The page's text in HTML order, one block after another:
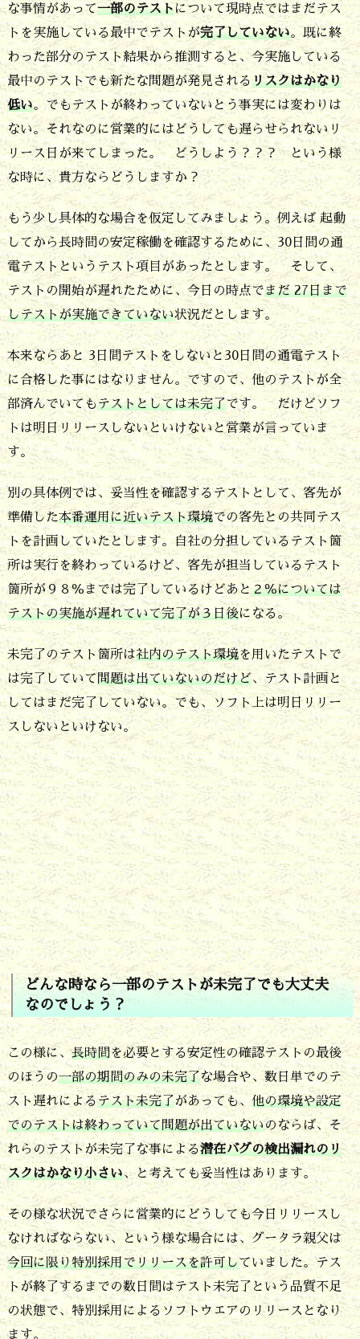
ク
か、
残
存
バ
グ
の
状
況
ど
れ
が
理
由
2.
計
画
し
て
い
た
ス
ト
が
部
未
了
に
よ
る
特
別
採
用
3.
ど
ん
な
時
な
ら
一
部
の
な事情があって一部のテストについて現時点ではまだテス
トを実施している最中でテストが完了していない。既に終
わった部分のテスト結果から推測すると、今実施している
最中のテストでも新たな問題が発見されるリスクはかなり
低い。でもテストが終わっていないとう事実には変わりは
ない。それなのに営業的にはどうしても遅らせられないリ
リース日が来てしまった。 どうしよう？？？ という様
な時に、貴方ならどうしますか？
もう少し具体的な場合を仮定してみましょう。例えば 起動
してから長時間の安定稼働を確認するために、30日間の通
電テストというテスト項目があったとします。 そして、
テストの開始が遅れたために、今日の時点でまだ 27日まで
しテストが実施できていない状況だとします。
本来ならあと 3日間テストをしないと30日間の通電テスト
に合格した事にはなりません。ですので、他のテストが全
部済んでいてもテストとしては未完了です。 だけどソフ
トは明日リリースしないといけないと営業が言っていま
す。
別の具体例では、妥当性を確認するテストとして、客先が
準備した本番運用に近いテスト環境での客先との共同テス
トを計画していたとします。自社の分担しているテスト箇
所は実行を終わっているけど、客先が担当しているテスト
箇所が９８％までは完了しているけどあと２％については
テストの実施が遅れていて完了が３日後になる。
未完了のテスト箇所は社内のテスト環境を用いたテストで
は完了していて問題は出ていないのだけど、テスト計画と
してはまだ完了していない。でも、ソフト上は明日リリー
スしないといけない。
どんな時なら一部のテストが未完了でも大丈夫
なのでしょう？
この様に、長時間を必要とする安定性の確認テストの最後
のほうの一部の期間のみの未完了な場合や、数日単でのテ
スト遅れによるテスト未完了があっても、 他の環境や設定
でのテストは終わっていて問題が出ていないのならば、そ
れらのテストが未完了な事による潜在バグの検出漏れのリ
スクはかなり小さい、と考えても妥当性はあります。
その様な状況でさらに営業的にどうしても今日リリースし
なければならない、という様な場合には、グータラ親父は
今回に限り特別採用でリリースを許可していました。テス
トが終了するまでの数日間はテスト未完了という品質不足
の状態で、特別採用によるソフトウエアのリリースとなり
ます。